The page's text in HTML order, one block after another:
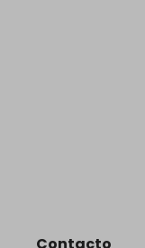
Contacto